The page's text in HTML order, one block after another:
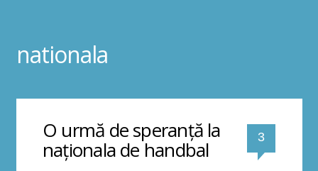
nationala
O urmă de speranță la
naționala de handbal 3